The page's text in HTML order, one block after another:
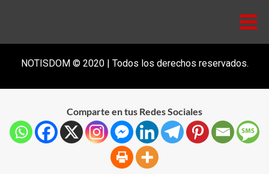
NOTISDOM © 2020 | Todos los derechos reservados.
Comparte en tus Redes Sociales